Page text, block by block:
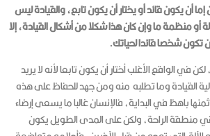
إما أن يكون قائد أو يختار أن يكون تابع، والقيادة ليس
أو منظمة ما وإن كان هذا شكلا من أشكال القيادة، إلا
تكون شخصا قائدا لحياتك.
في الواقع الأغلب أختار أن يكون تابعا لأنه لا يريد
القيادة وما تطلبه منه ومن جهد للحفاظ على هذه
باهظ في البداية، فالإنسان غالبا ما يسعى إرضاء
منطقة الراحة، ولكن على المدى الطويل يكون